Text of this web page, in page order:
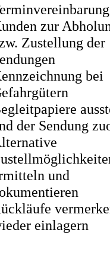
zur
Zustellung der
bei
der Sendung
und
einlagern